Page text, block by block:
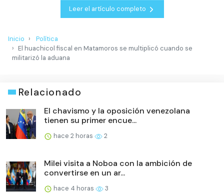
Leer el artículo completo
Inicio
Política
El huachicol fiscal en Matamoros se multiplicó cuando se
militarizó la aduana
Relacionado
El chavismo y la oposición venezolana
tienen su primer encue...
hace 2 horas 2
Milei visita a Noboa con la ambición de
convertirse en un ar...
hace 4 horas 3